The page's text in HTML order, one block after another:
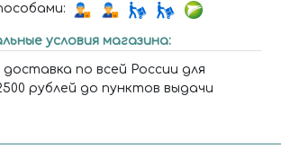
условия магазина:
по всей России для
рублей до пунктов выдачи